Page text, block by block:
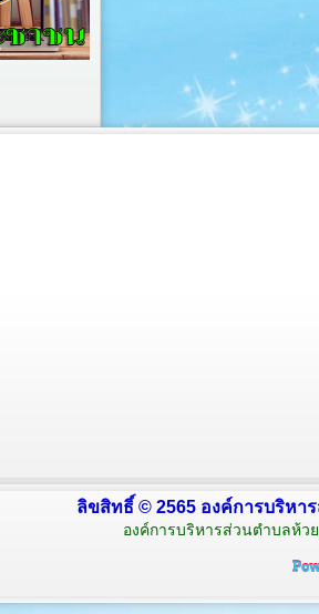
ลิขสิทธิ์ © 2565 องค์การบริหา
องค์การบริหารส่วนตำบลห้ว